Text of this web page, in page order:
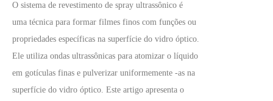
O sistema de revestimento de spray ultrassônico é
uma técnica para formar filmes finos com funções ou
propriedades específicas na superfície do vidro óptico.
Ele utiliza ondas ultrassônicas para atomizar o líquido
em gotículas finas e pulverizar uniformemente -as na
superfície do vidro óptico. Este artigo apresenta o